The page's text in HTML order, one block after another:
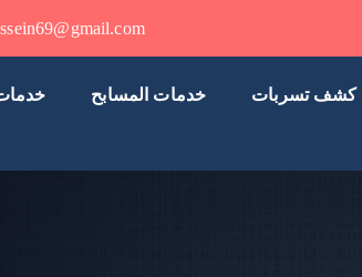
كشف تسربات خدمات المسابح